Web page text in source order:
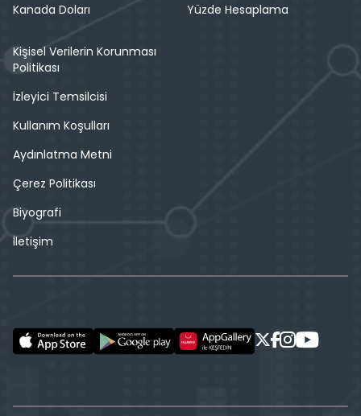
Kanada Doları
Yüzde Hesaplama
Kişisel Verilerin Korunması
Politikası
İzleyici Temsilcisi
Kullanım Koşulları
Aydınlatma Metni
Çerez Politikası
Biyografi
İletişim